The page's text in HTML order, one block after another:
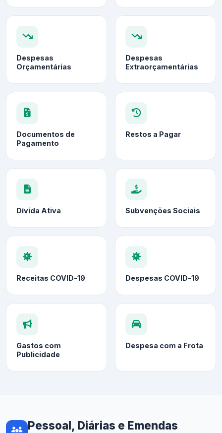
Despesas
Orçamentárias
Despesas
Extraorçamentárias
Documentos de
Pagamento
Restos a Pagar
Dívida Ativa Subvenções Sociais
Receitas COVID-19 Despesas COVID-19
Gastos com
Publicidade
Despesa com a Frota
Pessoal, Diárias e Emendas